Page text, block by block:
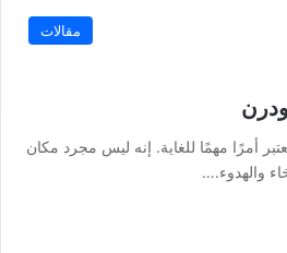
مقالات
أمرًا مهمًا للغاية. إنه ليس مجرد مكان
والهدوء.…